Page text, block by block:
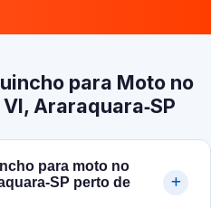
para Moto no
Araraquara‑SP
para moto no
perto de